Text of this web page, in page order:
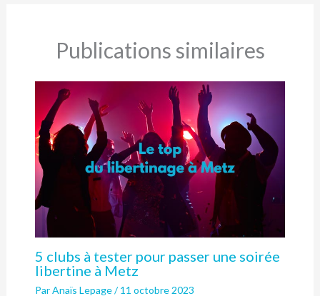
Publications similaires
5 clubs à tester pour passer une soirée
libertine à Metz
ParAnaïs Lepage/11 octobre 2023